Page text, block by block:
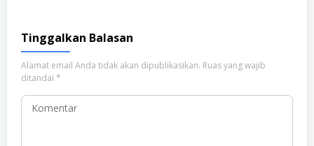
Tinggalkan Balasan
Alamat email Anda tidak akan dipublikasikan. Ruas yang wajib
ditandai *